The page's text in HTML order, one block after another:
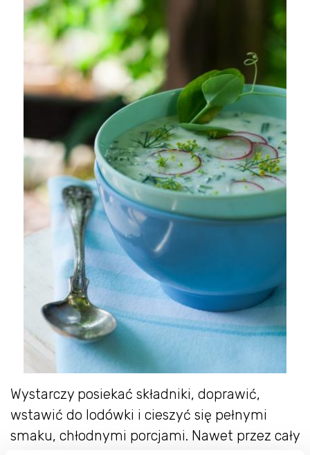
Wystarczy posiekać składniki, doprawić,
wstawić do lodówki i cieszyć się pełnymi
smaku, chłodnymi porcjami. Nawet przez cały